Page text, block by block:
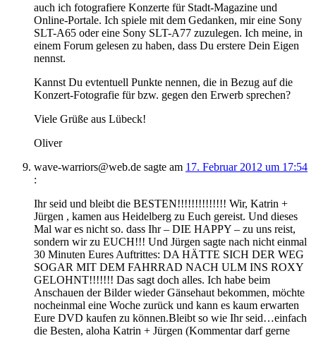
auch ich fotografiere Konzerte für Stadt-Magazine und
Online-Portale. Ich spiele mit dem Gedanken, mir eine Sony
SLT-A65 oder eine Sony SLT-A77 zuzulegen. Ich meine, in
einem Forum gelesen zu haben, dass Du erstere Dein Eigen
nennst.
Kannst Du evtentuell Punkte nennen, die in Bezug auf die
Konzert-Fotografie für bzw. gegen den Erwerb sprechen?
Viele Grüße aus Lübeck!
Oliver
wave-warriors@web.de sagte am 17. Februar 2012 um 17:54
:
Ihr seid und bleibt die BESTEN!!!!!!!!!!!!!! Wir, Katrin +
Jürgen , kamen aus Heidelberg zu Euch gereist. Und dieses
Mal war es nicht so. dass Ihr – DIE HAPPY – zu uns reist,
sondern wir zu EUCH!!! Und Jürgen sagte nach nicht einmal
30 Minuten Eures Auftrittes: DA HÄTTE SICH DER WEG
SOGAR MIT DEM FAHRRAD NACH ULM INS ROXY
GELOHNT!!!!!!! Das sagt doch alles. Ich habe beim
Anschauen der Bilder wieder Gänsehaut bekommen, möchte
nocheinmal eine Woche zurück und kann es kaum erwarten
Eure DVD kaufen zu können.Bleibt so wie Ihr seid…einfach
die Besten, aloha Katrin + Jürgen (Kommentar darf gerne